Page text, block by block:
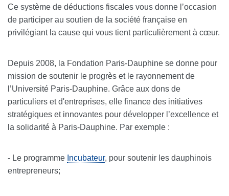
Ce système de déductions fiscales vous donne l’occasion
de participer au soutien de la société française en
privilégiant la cause qui vous tient particulièrement à cœur.
Depuis 2008, la Fondation Paris-Dauphine se donne pour
mission de soutenir le progrès et le rayonnement de
l’Université Paris-Dauphine. Grâce aux dons de
particuliers et d'entreprises, elle finance des initiatives
stratégiques et innovantes pour développer l’excellence et
la solidarité à Paris-Dauphine. Par exemple :
- Le programme Incubateur, pour soutenir les dauphinois
entrepreneurs;